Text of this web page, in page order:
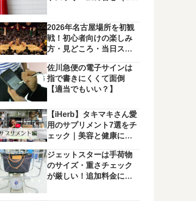
2026年名古屋場所を初観
戦！初心者向けの楽しみ
方・見どころ・当日スケ
佐川急便の電子サインは
指で書きにくくて面倒
【適当でもいい？】
【iHerb】タキマキさん愛
用のサプリメント7選をチ
ェック｜美容と健康に役
ジェットスターは手荷物
のサイズ・重さチェック
が厳しい！追加料金にご